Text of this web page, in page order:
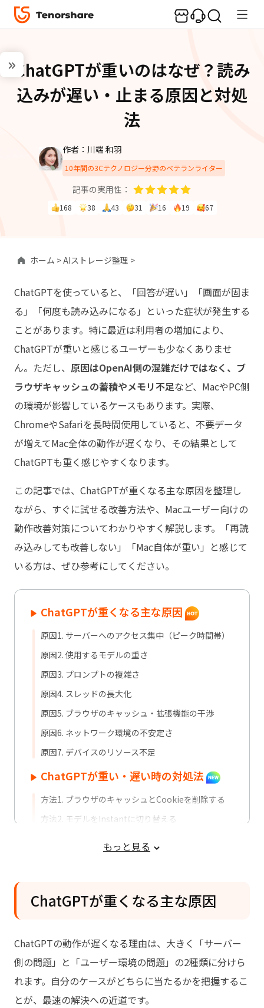
ChatGPTが重いのはなぜ？読み
込みが遅い・止まる原因と対処
法
作者：川端 和羽
10年間の3Cテクノロジー分野のベテランライター
記事の実用性：
168 38 43 31 16 19 67
ホーム >AIストレージ整理 >
ChatGPTを使っていると、「回答が遅い」「画面が固ま
る」「何度も読み込みになる」といった症状が発生する
ことがあります。特に最近は利用者の増加により、
ChatGPTが重いと感じるユーザーも少なくありませ
ん。ただし、 原因はOpenAI側の混雑だけではなく、ブ
ラウザキャッシュの蓄積やメモリ不足など、MacやPC側
の環境が影響しているケースもあります。実際、
ChromeやSafariを長時間使用していると、不要データ
が増えてMac全体の動作が遅くなり、その結果として
ChatGPTも重く感じやすくなります。
この記事では、ChatGPTが重くなる主な原因を整理し
ながら、すぐに試せる改善方法や、Macユーザー向けの
動作改善対策についてわかりやすく解説します。「再読
み込みしても改善しない」「Mac自体が重い」と感じて
いる方は、ぜひ参考にしてください。
ChatGPTが重くなる主な原因
原因1. サーバーへのアクセス集中（ピーク時間帯）
原因2. 使用するモデルの重さ
原因3. プロンプトの複雑さ
原因4. スレッドの長大化
原因5. ブラウザのキャッシュ・拡張機能の干渉
原因6. ネットワーク環境の不安定さ
原因7. デバイスのリソース不足
ChatGPTが重い・遅い時の対処法
方法1. ブラウザのキャッシュとCookieを削除する
方法2. モデルをInstantに切り替える
方法6. ピーク時間帯を避ける
ChatGPTが重いまま改善しない場合の
対処方法【Macユーザー向け】
FAQ：ChatGPTが重いときのよくある
質問
もっと見る
ChatGPTが重くなる主な原因
ChatGPTの動作が遅くなる理由は、大きく「サーバー
側の問題」と「ユーザー環境の問題」の2種類に分けら
れます。自分のケースがどちらに当たるかを把握するこ
とが、最速の解決への近道です。